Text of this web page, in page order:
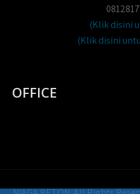
(Klik disini
(Klik disini
OFFICE